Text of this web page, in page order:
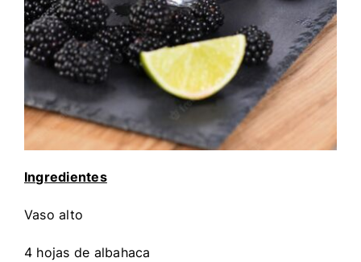
Ingredientes
Vaso alto
4 hojas de albahaca